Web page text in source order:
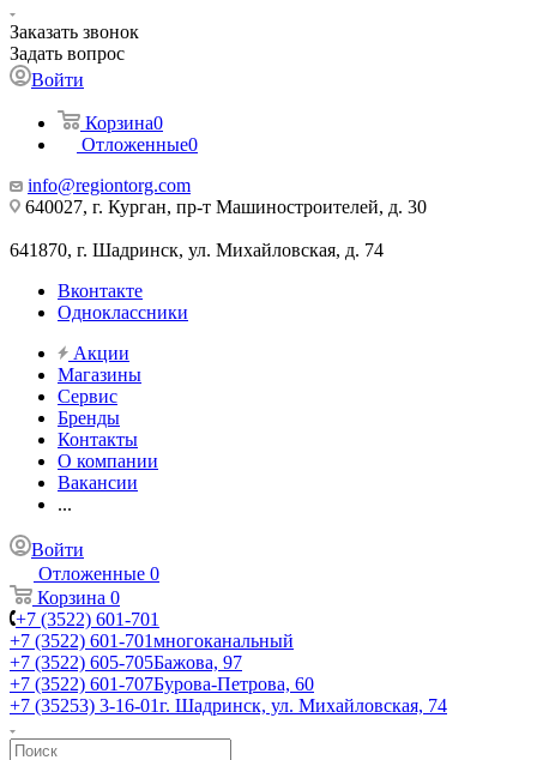
Заказать звонок
Задать вопрос
Войти
Корзина0
Отложенные0
info@regiontorg.com
640027, г. Курган, пр-т Машиностроителей, д. 30
641870, г. Шадринск, ул. Михайловская, д. 74
Вконтакте
Одноклассники
Акции
Магазины
Сервис
Бренды
Контакты
О компании
Вакансии
...
Войти
Отложенные 0
Корзина 0
+7 (3522) 601-701
+7 (3522) 601-701многоканальный
+7 (3522) 605-705Бажова, 97
+7 (3522) 601-707Бурова-Петрова, 60
+7 (35253) 3-16-01г. Шадринск, ул. Михайловская, 74